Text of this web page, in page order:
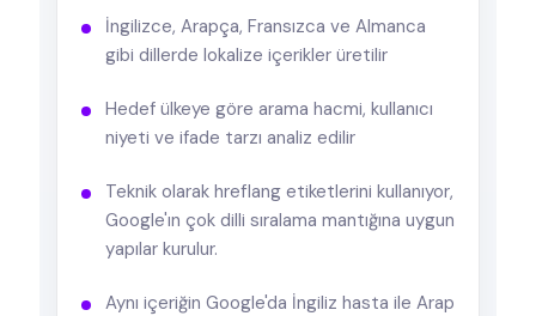
İngilizce, Arapça, Fransızca ve Almanca
gibi dillerde lokalize içerikler üretilir
Hedef ülkeye göre arama hacmi, kullanıcı
niyeti ve ifade tarzı analiz edilir
Teknik olarak hreflang etiketlerini kullanıyor,
Google'ın çok dilli sıralama mantığına uygun
yapılar kurulur.
Aynı içeriğin Google'da İngiliz hasta ile Arap